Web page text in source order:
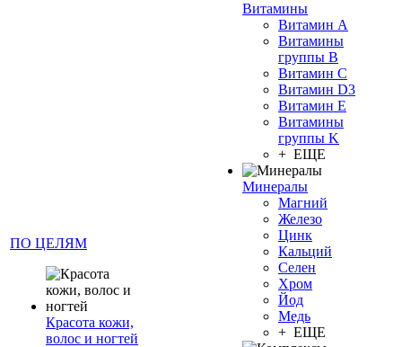
ПО ЦЕЛЯМ
Красота кожи,
волос и ногтей
Витамины
Витамин А
Витамины
группы B
Витамин C
Витамин D3
Витамин E
Витамины
группы K
+ ЕЩЕ
Минералы
Магний
Железо
Цинк
Кальций
Селен
Хром
Йод
Медь
+ ЕЩЕ